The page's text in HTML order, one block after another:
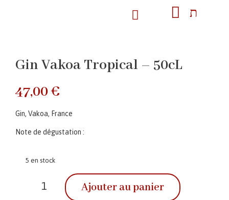
Gin Vakoa Tropical – 50cL
47,00€
Gin, Vakoa, France
Note de dégustation :
5 en stock
Ajouter au panier